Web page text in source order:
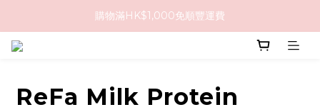
購物滿HK$1,000免順豐運費
購物滿HK$1,000免順豐運費
ReFa Milk Protein